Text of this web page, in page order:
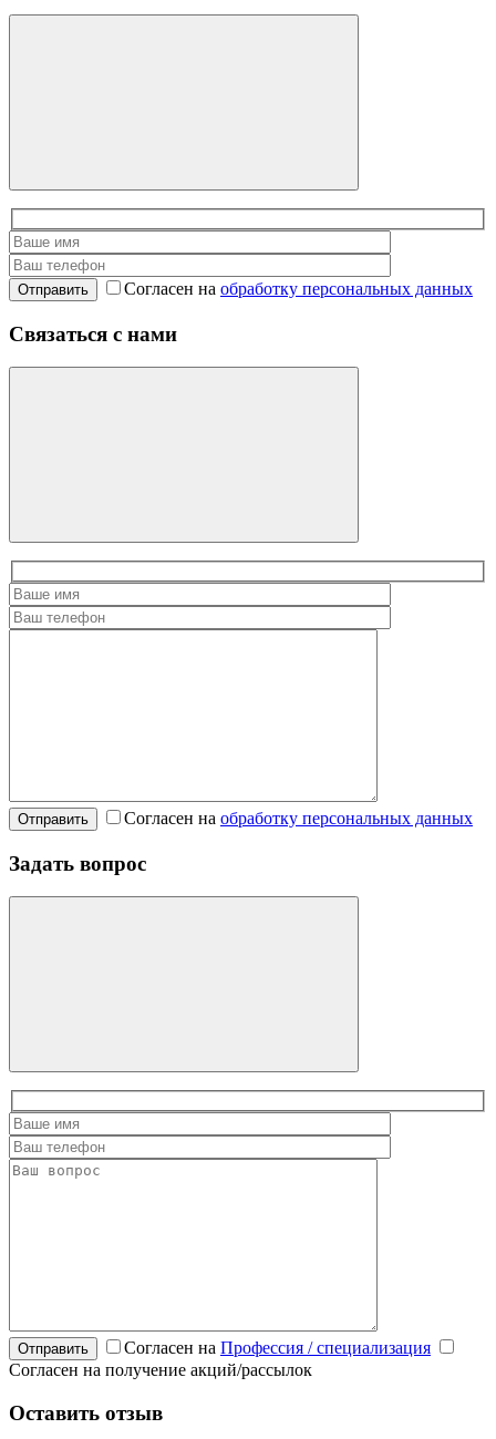
Отправить Согласен на обработку персональных данных
Связаться с нами
Отправить Согласен на обработку персональных данных
Задать вопрос
Отправить Согласен на Профессия / специализация
Согласен на получение акций/рассылок
Оставить отзыв